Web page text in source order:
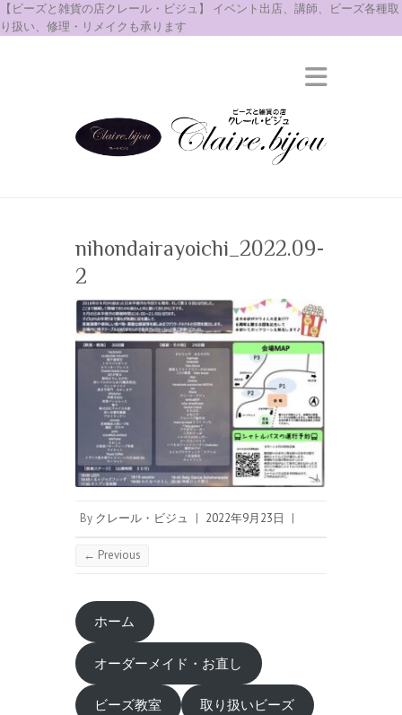
【ビーズと雑貨の店クレール・ビジュ】 イベント出店、講師、ビーズ各種取
り扱い、修理・リメイクも承ります
nihondairayoichi_2022.09-
2
By クレール・ビジュ | 2022年9月23日 |
← Previous
ホーム
オーダーメイド・お直し
ビーズ教室 取り扱いビーズ